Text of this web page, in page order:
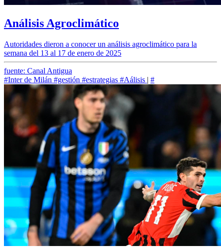
Análisis Agroclimático
Autoridades dieron a conocer un análisis agroclimático para la
semana del 13 al 17 de enero de 2025
fuente: Canal Antigua
#Inter de Milán #gestión #estrategias #Aálisis | #